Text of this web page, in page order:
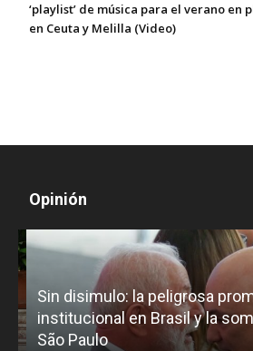
‘playlist’ de música para el verano en
en Ceuta y Melilla (Video)
Opinión
Sin disimulo: la peligrosa
institucional en Brasil y la
São Paulo